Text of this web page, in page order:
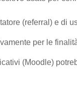
(referral) e di
per le
(Moodle)